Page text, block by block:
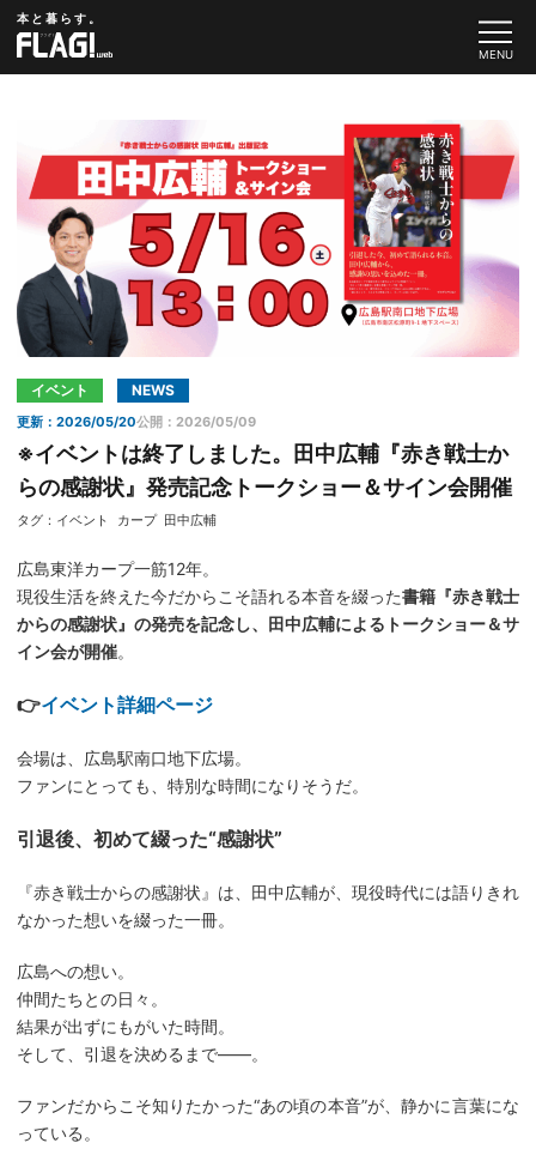
本と暮らす。
イベント NEWS
更新：2026/05/20公開：2026/05/09
※イベントは終了しました。田中広輔『赤き戦士か
らの感謝状』発売記念トークショー＆サイン会開催
タグ： イベント カープ 田中広輔
広島東洋カープ一筋12年。
現役生活を終えた今だからこそ語れる本音を綴った書籍『赤き戦士
からの感謝状』の発売を記念し、 田中広輔によるトークショー＆サ
イン会が開催。
👉イベント詳細ページ
会場は、広島駅南口地下広場。
ファンにとっても、特別な時間になりそうだ。
引退後、初めて綴った“感謝状”
『赤き戦士からの感謝状』は、 田中広輔が、現役時代には語りきれ
なかった想いを綴った一冊。
広島への想い。
仲間たちとの日々。
結果が出ずにもがいた時間。
そして、引退を決めるまで——。
ファンだからこそ知りたかった“あの頃の本音”が、静かに言葉にな
っている。